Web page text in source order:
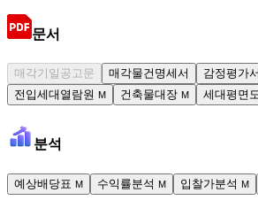
문서
매각기일공고문 매각물건명세서 감정평가서
전입세대열람원 M 건축물대장 M 세대평면도
분석
예상배당표 M 수익률분석 M 입찰가분석 M